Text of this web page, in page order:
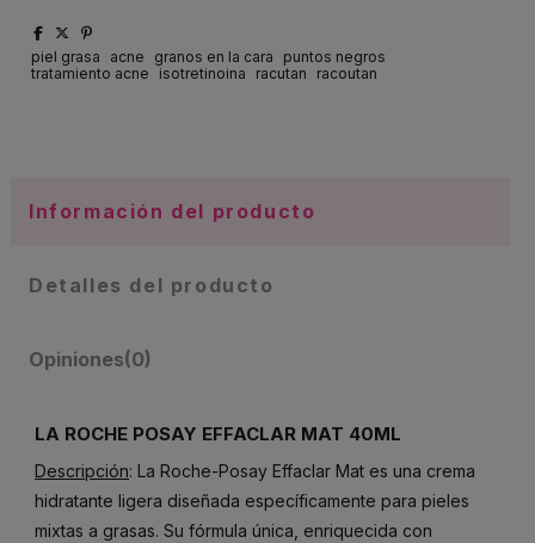
piel grasa acne granos en la cara
puntos negros
tratamiento acne
isotretinoina racutan racoutan
Información del producto
Detalles del producto
Opiniones(0)
LA ROCHE POSAY EFFACLAR MAT 40ML
Descripción: La Roche-Posay Effaclar Mat es una crema
hidratante ligera diseñada específicamente para pieles
mixtas a grasas. Su fórmula única, enriquecida con